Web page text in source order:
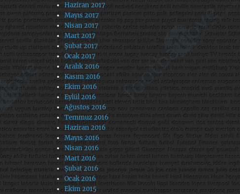
Haziran 2017
Mayıs 2017
Nisan 2017
Mart 2017
Şubat 2017
Ocak 2017
Aralık 2016
Kasım 2016
Ekim 2016
Eylül 2016
Ağustos 2016
Temmuz 2016
Haziran 2016
Mayıs 2016
Nisan 2016
Mart 2016
Şubat 2016
Ocak 2016
Ekim 2015